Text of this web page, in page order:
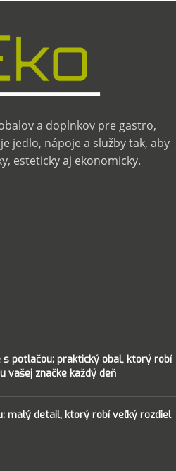
a doplnkov pre gastro,
jedlo, nápoje a služby tak, aby
esteticky aj ekonomicky.
s potlačou: praktický obal, ktorý robí
vašej značke každý deň
malý detail, ktorý robí veľký rozdiel